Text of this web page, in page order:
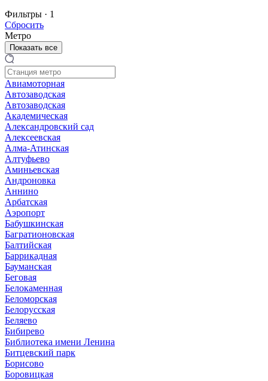
Фильтры · 1
Сбросить
Метро
Показать все
Авиамоторная
Автозаводская
Автозаводская
Академическая
Александровский сад
Алексеевская
Алма-Атинская
Алтуфьево
Аминьевская
Андроновка
Аннино
Арбатская
Аэропорт
Бабушкинская
Багратионовская
Балтийская
Баррикадная
Бауманская
Беговая
Белокаменная
Беломорская
Белорусская
Беляево
Бибирево
Библиотека имени Ленина
Битцевский парк
Борисово
Боровицкая